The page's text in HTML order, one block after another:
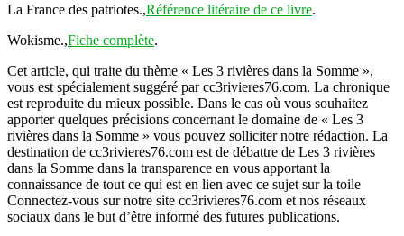
La France des patriotes.,Référence litéraire de ce livre.
Wokisme.,Fiche complète.
Cet article, qui traite du thème « Les 3 rivières dans la Somme »,
vous est spécialement suggéré par cc3rivieres76.com. La chronique
est reproduite du mieux possible. Dans le cas où vous souhaitez
apporter quelques précisions concernant le domaine de « Les 3
rivières dans la Somme » vous pouvez solliciter notre rédaction. La
destination de cc3rivieres76.com est de débattre de Les 3 rivières
dans la Somme dans la transparence en vous apportant la
connaissance de tout ce qui est en lien avec ce sujet sur la toile
Connectez-vous sur notre site cc3rivieres76.com et nos réseaux
sociaux dans le but d’être informé des futures publications.